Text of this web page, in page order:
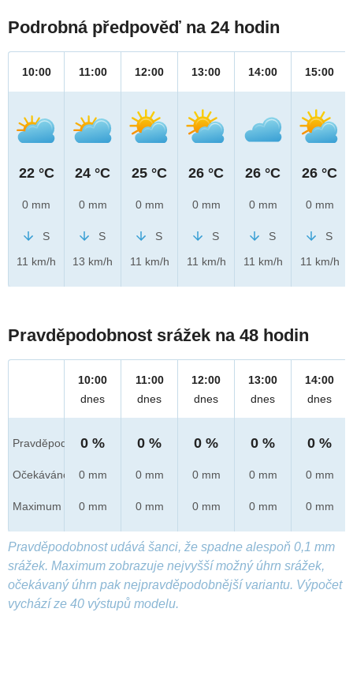
Podrobná předpověď na 24 hodin
10:00
22 °C
0 mm
S
11 km/h
11:00
24 °C
0 mm
S
13 km/h
12:00
25 °C
0 mm
S
11 km/h
13:00
26 °C
0 mm
S
11 km/h
14:00
26 °C
0 mm
S
11 km/h
15:00
26 °C
0 mm
S
11 km/h
Pravděpodobnost srážek na 48 hodin
Pravděpod.
Očekáváno
Maximum
10:00
dnes
0 %
0 mm
0 mm
11:00
dnes
0 %
0 mm
0 mm
12:00
dnes
0 %
0 mm
0 mm
13:00
dnes
0 %
0 mm
0 mm
14:00
dnes
0 %
0 mm
0 mm
Pravděpodobnost udává šanci, že spadne alespoň 0,1 mm
srážek. Maximum zobrazuje nejvyšší možný úhrn srážek,
očekávaný úhrn pak nejpravděpodobnější variantu. Výpočet
vychází ze 40 výstupů modelu.